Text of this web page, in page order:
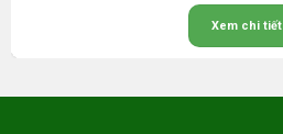
Xem chi tiết